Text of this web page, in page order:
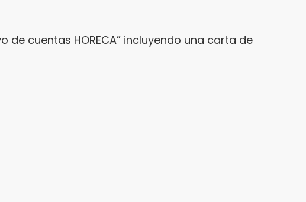
cuentas HORECA” incluyendo una carta de